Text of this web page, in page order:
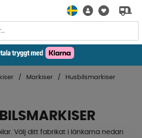
Markiser Husbilsmarkiser
Välj ditt fabrikat i länkarna nedan